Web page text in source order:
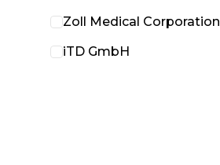
Zoll Medical Corporation
iTD GmbH